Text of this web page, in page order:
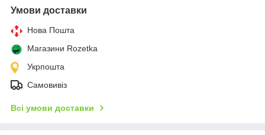
Умови доставки
Нова Пошта
Магазини Rozetka
Укрпошта
Самовивіз
Всі умови доставки